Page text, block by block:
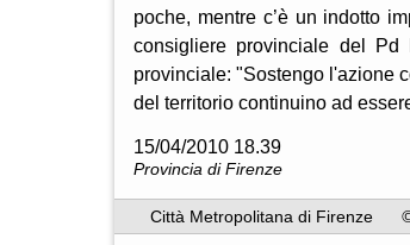
poche, mentre c’è un indotto
consigliere provinciale del Pd
provinciale: "Sostengo l'azione
del territorio continuino ad
15/04/2010 18.39
Provincia di Firenze
Città Metropolitana di Firenze